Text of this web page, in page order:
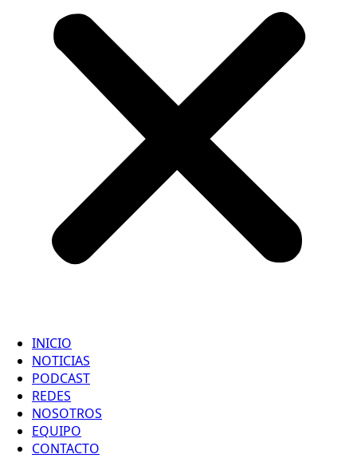
INICIO
NOTICIAS
PODCAST
REDES
NOSOTROS
EQUIPO
CONTACTO